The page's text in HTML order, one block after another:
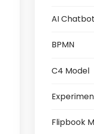
AI Chatbot
BPMN
C4 Model
Flipbook